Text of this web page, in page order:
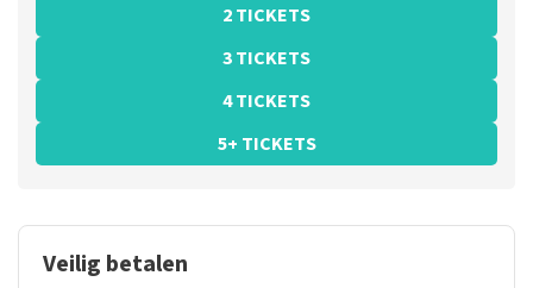
2 TICKETS
3 TICKETS
4 TICKETS
5+ TICKETS
Veilig betalen